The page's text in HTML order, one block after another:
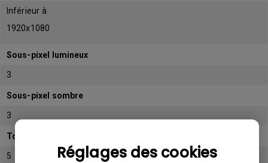
Réglages des cookies
Inférieur à
1920x1080
Sous-pixel lumineux
3
Sous-pixel sombre
3
Total de sous-pixels admissibles
5